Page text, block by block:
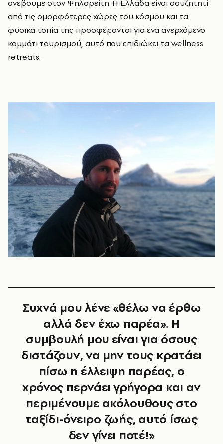
ανέβουμε στον Ψηλορείτη. Η Ελλάδα είναι ασυζητητί
από τις ομορφότερες χώρες του κόσμου και τα
φυσικά τοπία της προσφέρονται για ένα ανερχόμενο
κομμάτι τουρισμού, αυτό που επιδιώκει τα wellness
retreats.
Συχνά μου λένε «θέλω να έρθω
αλλά δεν έχω παρέα». Η
συμβουλή μου είναι για όσους
διστάζουν, να μην τους κρατάει
πίσω η έλλειψη παρέας, ο
χρόνος περνάει γρήγορα και αν
περιμένουμε ακόλουθους στο
ταξίδι-όνειρο ζωής, αυτό ίσως
δεν γίνει ποτέ!»